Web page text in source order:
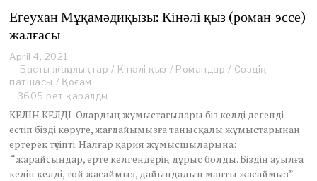
Егеухан Мұқамәдиқызы: Кінәлі қыз (роман-эссе)
жалғасы
April 4, 2021
p
r
i
5
,
2
0
2
Басты жаңалықтар / Кінәлі қыз / Романдар / Сөздің
патшасы / Қоғам
3605 рет қаралды
КЕЛІН КЕЛДІ Олардың жұмыстағылары біз келді дегенді
естіп бізді көруге, жағдайымызға танысқалы жұмыстарынан
ертерек түсіпті. Налғар қария жұмысшыларына:
“жарайсыңдар, ерте келгендерің дұрыс болды. Біздің ауылға
келін келді, той жасаймыз, дайындалып манты жасаймыз”